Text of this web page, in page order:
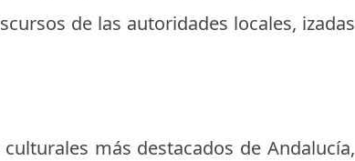
de las autoridades locales, izadas
más destacados de Andalucía,